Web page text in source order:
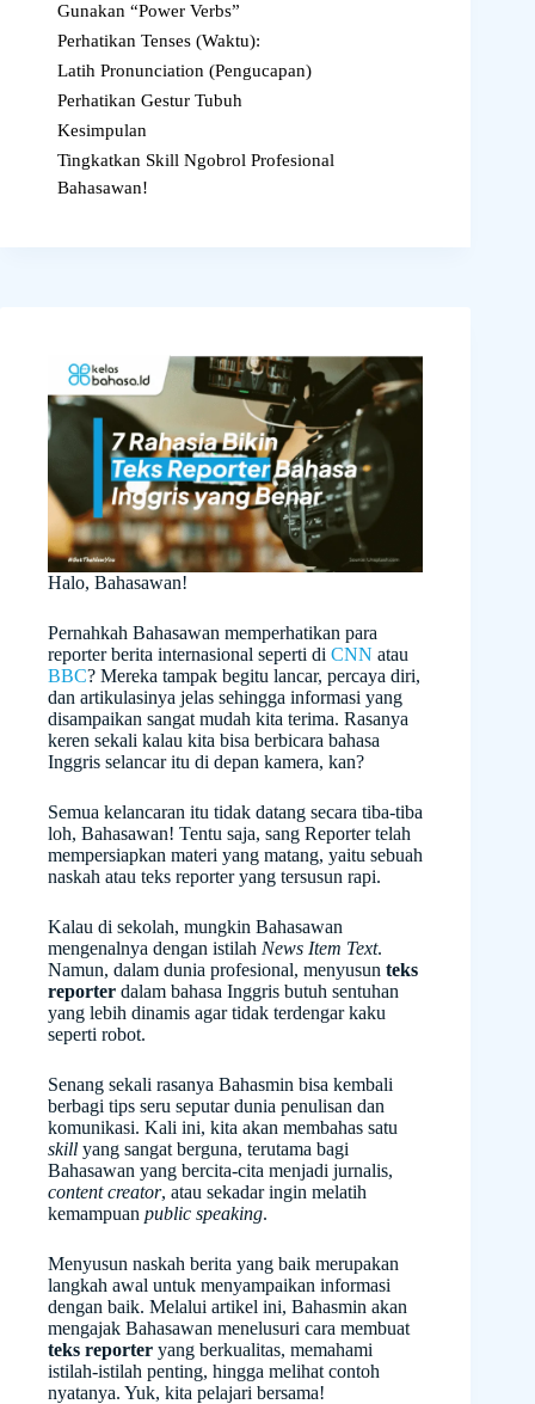
Halo, Bahasawan!
Pernahkah Bahasawan memperhatikan para
reporter berita internasional seperti di CNN atau
BBC? Mereka tampak begitu lancar, percaya diri,
dan artikulasinya jelas sehingga informasi yang
disampaikan sangat mudah kita terima. Rasanya
keren sekali kalau kita bisa berbicara bahasa
Inggris selancar itu di depan kamera, kan?
Semua kelancaran itu tidak datang secara tiba-tiba
loh, Bahasawan! Tentu saja, sang Reporter telah
mempersiapkan materi yang matang, yaitu sebuah
naskah atau teks reporter yang tersusun rapi.
Kalau di sekolah, mungkin Bahasawan
mengenalnya dengan istilah News Item Text.
Namun, dalam dunia profesional, menyusun teks
reporter dalam bahasa Inggris butuh sentuhan
yang lebih dinamis agar tidak terdengar kaku
seperti robot.
Senang sekali rasanya Bahasmin bisa kembali
berbagi tips seru seputar dunia penulisan dan
komunikasi. Kali ini, kita akan membahas satu
skill yang sangat berguna, terutama bagi
Bahasawan yang bercita-cita menjadi jurnalis,
content creator, atau sekadar ingin melatih
kemampuan public speaking.
Menyusun naskah berita yang baik merupakan
langkah awal untuk menyampaikan informasi
dengan baik. Melalui artikel ini, Bahasmin akan
mengajak Bahasawan menelusuri cara membuat
teks reporter yang berkualitas, memahami
istilah-istilah penting, hingga melihat contoh
nyatanya. Yuk, kita pelajari bersama!
Gunakan “Power Verbs”
Perhatikan Tenses (Waktu):
Latih Pronunciation (Pengucapan)
Perhatikan Gestur Tubuh
Kesimpulan
Tingkatkan Skill Ngobrol Profesional
Bahasawan!